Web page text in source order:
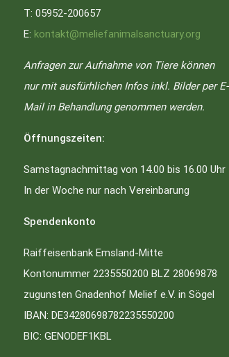
T: 05952-200657
E: kontakt@meliefanimalsanctuary.org
Anfragen zur Aufnahme von Tiere können
nur mit ausfürhlichen Infos inkl. Bilder per E-
Mail in Behandlung genommen werden.
Öffnungszeiten:
Samstagnachmittag von 14.00 bis 16.00 Uhr
In der Woche nur nach Vereinbarung
Spendenkonto
Raiffeisenbank Emsland-Mitte
Kontonummer 2235550200 BLZ 28069878
zugunsten Gnadenhof Melief e.V. in Sögel
IBAN: DE34280698782235550200
BIC: GENODEF1KBL